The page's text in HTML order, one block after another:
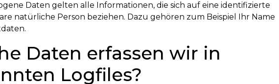
Daten gelten alle Informationen, die sich auf eine identifizierte
natürliche Person beziehen. Dazu gehören zum Beispiel Ihr Name
Daten erfassen wir in
Logfiles?